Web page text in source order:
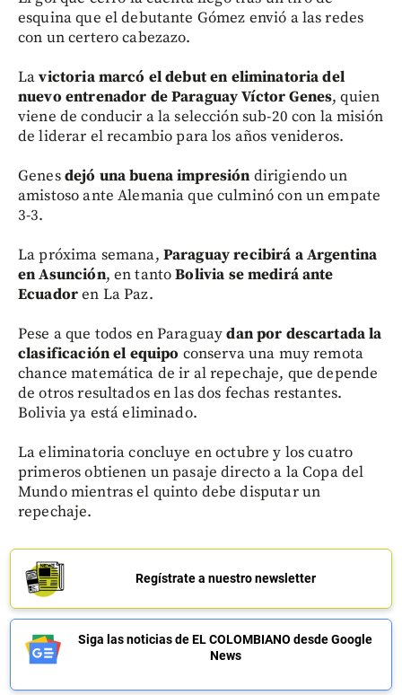
esquina que el debutante Gómez envió a las redes
con un certero cabezazo.
Lavictoria marcó el debut en eliminatoria del
nuevo entrenador de Paraguay Víctor Genes, quien
viene de conducir a la selección sub-20 con la misión
de liderar el recambio para los años venideros.
Genesdejó una buena impresión dirigiendo un
amistoso ante Alemania que culminó con un empate
3-3.
La próxima semana, Paraguay recibirá a Argentina
en Asunción, en tantoBolivia se medirá ante
Ecuadoren La Paz.
Pese a que todos en Paraguaydan por descartada la
clasificación el equipo conserva una muy remota
chance matemática de ir al repechaje, que depende
de otros resultados en las dos fechas restantes.
Bolivia ya está eliminado.
La eliminatoria concluye en octubre y los cuatro
primeros obtienen un pasaje directo a la Copa del
Mundo mientras el quinto debe disputar un
repechaje.
Regístrate a nuestro newsletter
Siga las noticias de EL COLOMBIANO desde Google
News